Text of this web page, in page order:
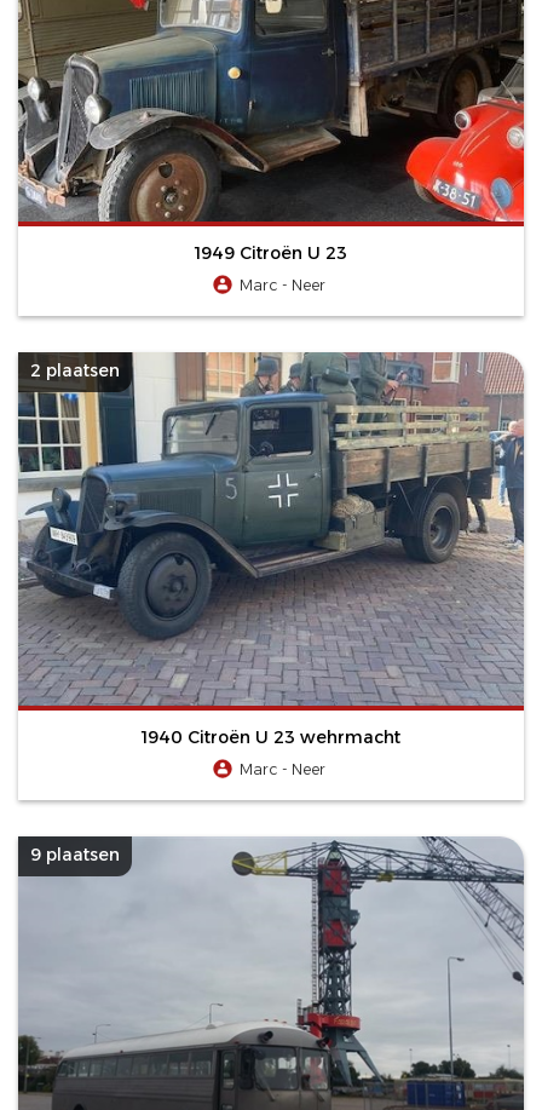
1949 Citroën U 23
Marc - Neer
2 plaatsen
1940 Citroën U 23 wehrmacht
Marc - Neer
9 plaatsen